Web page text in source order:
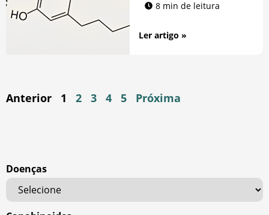
8 min de leitura
Ler artigo »
Anterior 1 2 3 4 5 Próxima
Doenças